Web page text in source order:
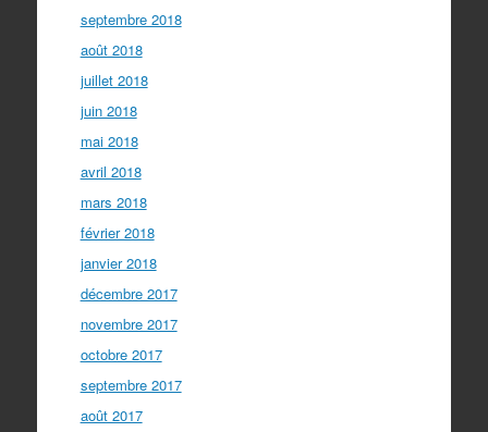
septembre 2018
août 2018
juillet 2018
juin 2018
mai 2018
avril 2018
mars 2018
février 2018
janvier 2018
décembre 2017
novembre 2017
octobre 2017
septembre 2017
août 2017